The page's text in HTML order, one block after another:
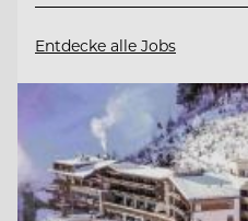
Entdecke alle Jobs